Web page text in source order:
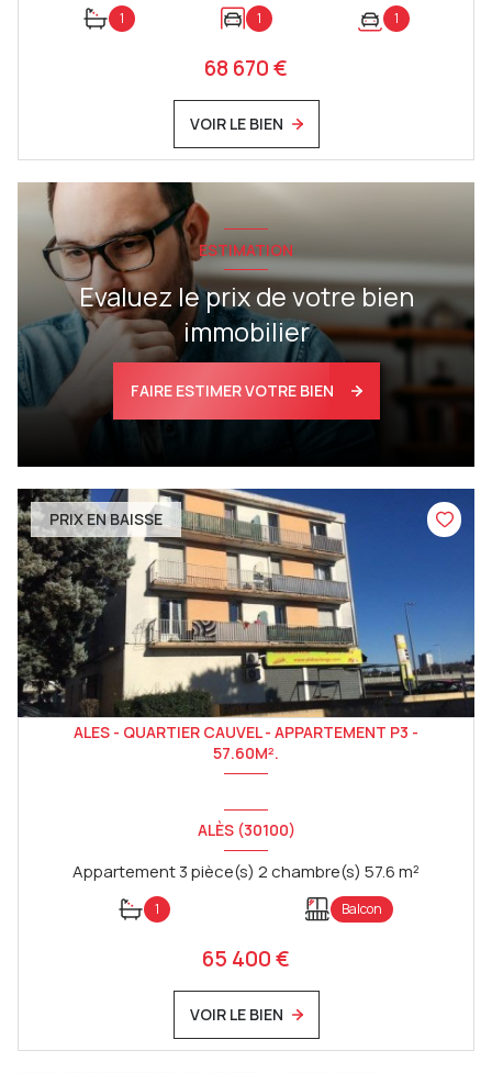
1 1 1
68 670 €
VOIR LE BIEN
ESTIMATION
Evaluez le prix de votre bien
immobilier
FAIRE ESTIMER VOTRE BIEN
PRIX EN BAISSE
ALES - QUARTIER CAUVEL - APPARTEMENT P3 -
57.60M².
ALÈS (30100)
Appartement 3 pièce(s) 2 chambre(s) 57.6 m²
1 Balcon
65 400 €
VOIR LE BIEN